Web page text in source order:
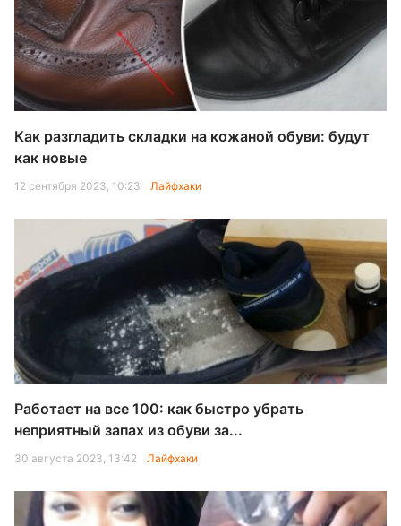
Как разгладить складки на кожаной обуви: будут
как новые
12 сентября 2023, 10:23 Лайфхаки
Работает на все 100: как быстро убрать
неприятный запах из обуви за...
30 августа 2023, 13:42 Лайфхаки